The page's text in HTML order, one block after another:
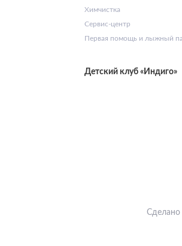
Химчистка
Сервис-центр
Первая помощь и лыжный
Детский клуб «Индиго»